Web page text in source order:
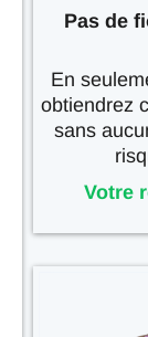
Pas de
En
obtiendrez
sans
Votre